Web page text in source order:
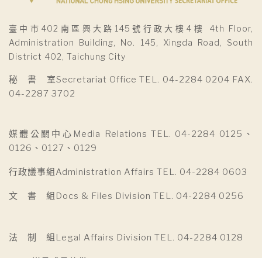
臺中市402南區興大路145號行政大樓4樓 4th Floor,
Administration Building, No. 145, Xingda Road, South
District 402, Taichung City
秘 書 室Secretariat Office TEL. 04-2284 0204 FAX.
04-2287 3702
媒體公關中心Media Relations TEL. 04-2284 0125、
0126、0127、0129
行政議事組Administration Affairs TEL. 04-2284 0603
文 書 組Docs & Files Division TEL. 04-2284 0256
法 制 組Legal Affairs Division TEL. 04-2284 0128